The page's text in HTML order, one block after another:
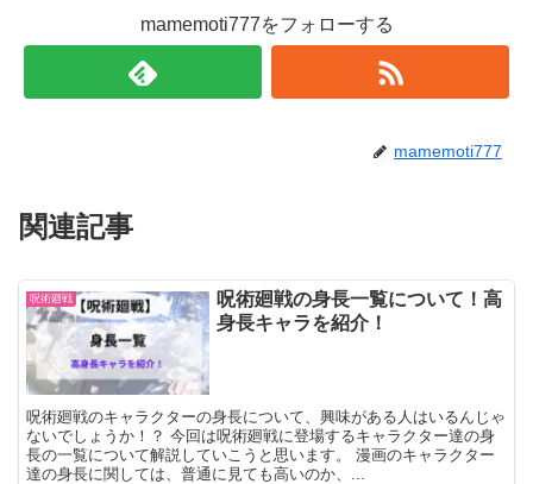
mamemoti777をフォローする
mamemoti777
関連記事
呪術廻戦
呪術廻戦の身長一覧について！高
身長キャラを紹介！
呪術廻戦のキャラクターの身長について、興味がある人はいるんじゃ
ないでしょうか！？ 今回は呪術廻戦に登場するキャラクター達の身
長の一覧について解説していこうと思います。 漫画のキャラクター
達の身長に関しては、普通に見ても高いのか、...